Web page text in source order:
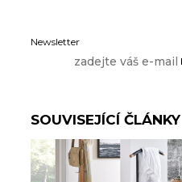
Newsletter
SOUVISEJÍCÍ ČLÁNKY